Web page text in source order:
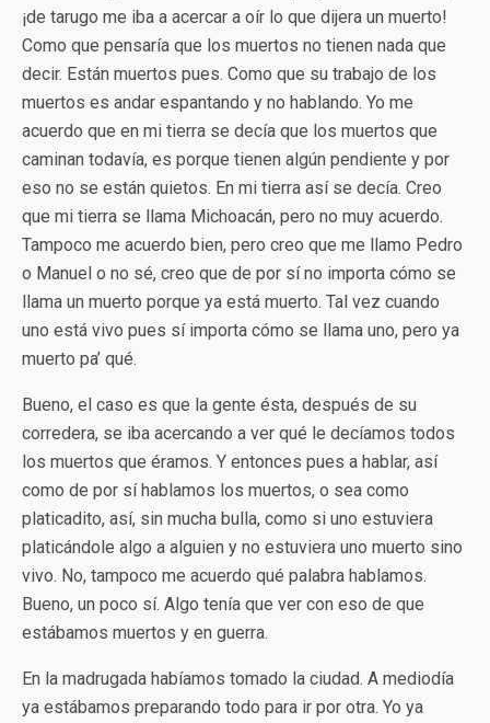
¡de tarugo me iba a acercar a oír lo que dijera un muerto!
Como que pensaría que los muertos no tienen nada que
decir. Están muertos pues. Como que su trabajo de los
muertos es andar espantando y no hablando. Yo me
acuerdo que en mi tierra se decía que los muertos que
caminan todavía, es porque tienen algún pendiente y por
eso no se están quietos. En mi tierra así se decía. Creo
que mi tierra se llama Michoacán, pero no muy acuerdo.
Tampoco me acuerdo bien, pero creo que me llamo Pedro
o Manuel o no sé, creo que de por sí no importa cómo se
llama un muerto porque ya está muerto. Tal vez cuando
uno está vivo pues sí importa cómo se llama uno, pero ya
muerto pa’ qué.
Bueno, el caso es que la gente ésta, después de su
corredera, se iba acercando a ver qué le decíamos todos
los muertos que éramos. Y entonces pues a hablar, así
como de por sí hablamos los muertos, o sea como
platicadito, así, sin mucha bulla, como si uno estuviera
platicándole algo a alguien y no estuviera uno muerto sino
vivo. No, tampoco me acuerdo qué palabra hablamos.
Bueno, un poco sí. Algo tenía que ver con eso de que
estábamos muertos y en guerra.
En la madrugada habíamos tomado la ciudad. A mediodía
ya estábamos preparando todo para ir por otra. Yo ya